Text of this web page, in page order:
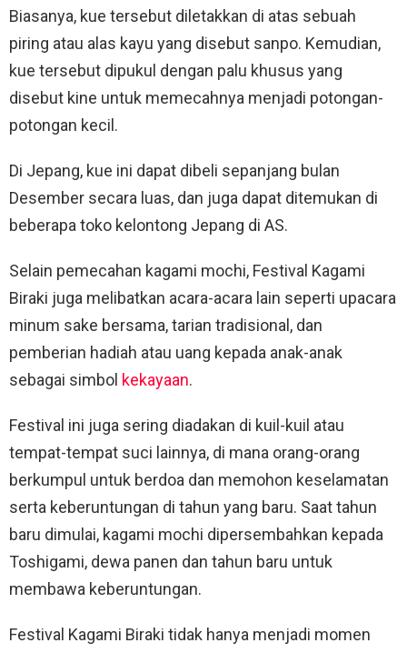
Biasanya, kue tersebut diletakkan di atas sebuah
piring atau alas kayu yang disebut sanpo. Kemudian,
kue tersebut dipukul dengan palu khusus yang
disebut kine untuk memecahnya menjadi potongan-
potongan kecil.
Di Jepang, kue ini dapat dibeli sepanjang bulan
Desember secara luas, dan juga dapat ditemukan di
beberapa toko kelontong Jepang di AS.
Selain pemecahan kagami mochi, Festival Kagami
Biraki juga melibatkan acara-acara lain seperti upacara
minum sake bersama, tarian tradisional, dan
pemberian hadiah atau uang kepada anak-anak
sebagai simbol kekayaan.
Festival ini juga sering diadakan di kuil-kuil atau
tempat-tempat suci lainnya, di mana orang-orang
berkumpul untuk berdoa dan memohon keselamatan
serta keberuntungan di tahun yang baru. Saat tahun
baru dimulai, kagami mochi dipersembahkan kepada
Toshigami, dewa panen dan tahun baru untuk
membawa keberuntungan.
Festival Kagami Biraki tidak hanya menjadi momen